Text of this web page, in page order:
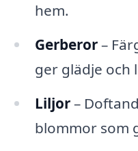
hem.
Gerberor–
ger glädje och
Liljor–
blommor som